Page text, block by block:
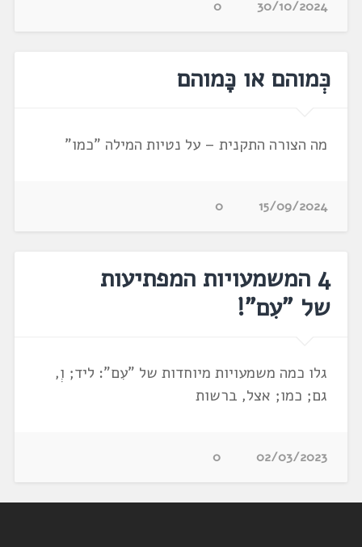
30/10/2024
0
כְּמוהם או כָּמוהם
מה הצורה התקנית – על נטיות המילה "כמו"
15/09/2024
0
4 המשמעויות המפתיעות
של "עִם"!
גלו כמה משמעויות מיוחדות של "עִם": ליד; וְ,
גם; כמו; אצל, ברשות
02/03/2023
0